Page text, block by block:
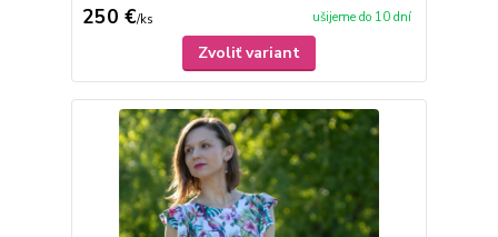
250 €/ks ušijeme do 10 dní
Zvoliť variant